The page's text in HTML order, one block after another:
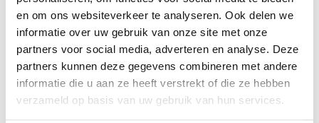
en om ons websiteverkeer te analyseren. Ook delen we
informatie over uw gebruik van onze site met onze
partners voor social media, adverteren en analyse. Deze
partners kunnen deze gegevens combineren met andere
informatie die u aan ze heeft verstrekt of die ze hebben
verzameld op basis van uw gebruik van hun services.